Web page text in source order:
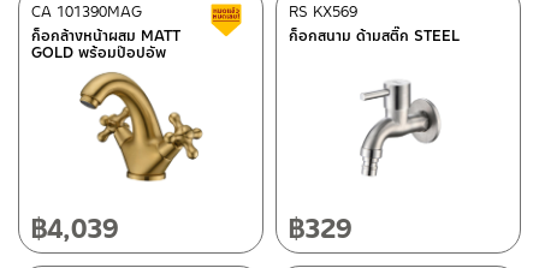
After Sales Service Center – Bangkok
662/61-62 Rama 3 Road, Bangpongpang, Yannawa,
Tel: 02-358-0080 / 080-075-8668 / 091-545-0556
–ซื้อสินค้าชิ้นนี้บน Shopee>> Click Here<<
–ซื้อสินค้าชิ้นนี้บน Lazada
ติดต่อพนักงานขาย / Contact Sales Staff
Tel: 02-285-5795
@charnpaiboon.sales
ก็อกล้างหน้าผสม MATT
GOLD พร้อมป๊อปอัพ
CA 101390MAG Clearance sale
฿4,039
ก็อกสนาม ด้ามสติ๊ก STEEL
RS KX569
฿329